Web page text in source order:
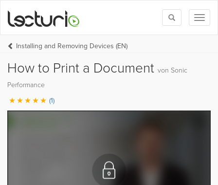
Toggle
search
Installing and Removing Devices (EN)
How to Print a Document von Sonic
Performance
(1)